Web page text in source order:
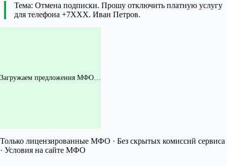
Тема: Отмена подписки. Прошу отключить платную услугу
для телефона +7XXX. Иван Петров.
Загружаем предложения МФО…
Только лицензированные МФО · Без скрытых комиссий сервиса
· Условия на сайте МФО